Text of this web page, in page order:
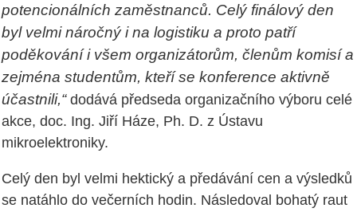
potencionálních zaměstnanců. Celý finálový den
byl velmi náročný i na logistiku a proto patří
poděkování i všem organizátorům, členům komisí a
zejména studentům, kteří se konference aktivně
účastnili,“ dodává předseda organizačního výboru celé
akce, doc. Ing. Jiří Háze, Ph. D. z Ústavu
mikroelektroniky.
Celý den byl velmi hektický a předávání cen a výsledků
se natáhlo do večerních hodin. Následoval bohatý raut